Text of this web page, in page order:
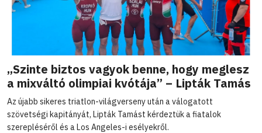
„Szinte biztos vagyok benne, hogy meglesz
a mixváltó olimpiai kvótája” – Lipták Tamás
Az újabb sikeres triatlon-világverseny után a válogatott
szövetségi kapitányát, Lipták Tamást kérdeztük a fiatalok
szerepléséről és a Los Angeles-i esélyekről.